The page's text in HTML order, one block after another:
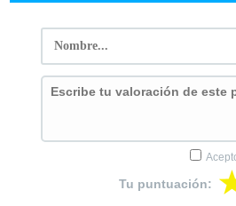
Tu puntuación: